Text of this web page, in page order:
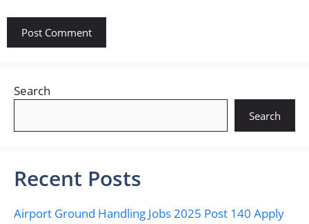
Search
Search
Recent Posts
Airport Ground Handling Jobs 2025 Post 140 Apply